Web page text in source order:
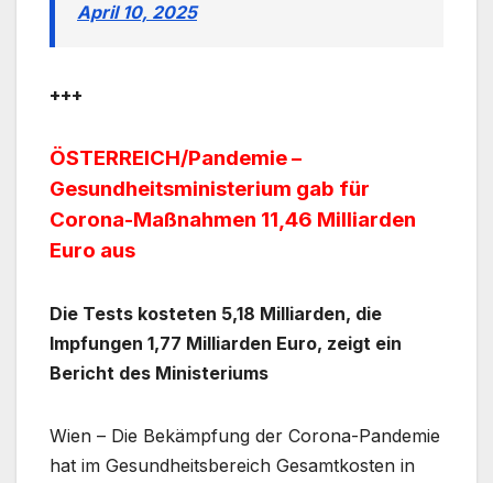
April 10, 2025
+++
ÖSTERREICH/Pandemie –
Gesundheitsministerium gab für
Corona-Maßnahmen 11,46 Milliarden
Euro aus
Die Tests kosteten 5,18 Milliarden, die
Impfungen 1,77 Milliarden Euro, zeigt ein
Bericht des Ministeriums
Wien – Die Bekämpfung der Corona-Pandemie
hat im Gesundheitsbereich Gesamtkosten in